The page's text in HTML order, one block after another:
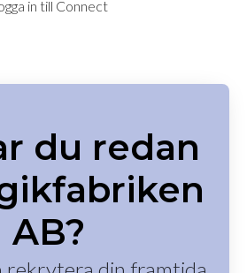
in till Connect
du redan
AB?